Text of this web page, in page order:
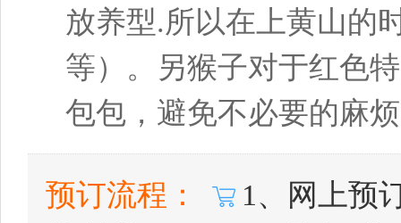
放养型.所以在上黄山的
等）。另猴子对于红色
包包，避免不必要的麻
预订流程：
1、网上预